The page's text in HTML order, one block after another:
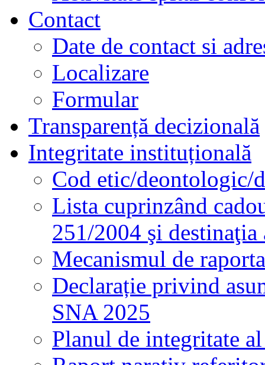
Contact
Date de contact si
Localizare
Formular
Transparență decizională
Integritate instituțională
Cod etic/deontologic/
Lista cuprinzând
251/2004 şi destinaţia
Mecanismul de
Declarație privind
SNA 2025
Planul de integritate